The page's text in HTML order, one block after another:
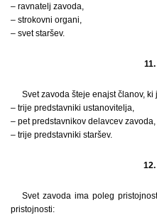
– ravnatelj zavoda,
– strokovni organi,
– svet staršev.
Svet zavoda šteje enajst članov, ki
– trije predstavniki ustanovitelja,
– pet predstavnikov delavcev zavoda,
– trije predstavniki staršev.
Svet zavoda ima poleg
pristojnosti: